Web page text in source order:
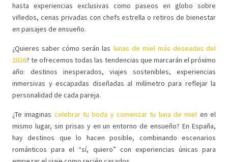
hasta experiencias exclusivas como paseos en globo sobre
viñedos, cenas privadas con chefs estrella o retiros de bienestar
en paisajes de ensueño.
¿Quieres saber cómo serán las lunas de miel más deseadas del
2026? te ofrecemos todas las tendencias que marcarán el próximo
año: destinos inesperados, viajes sostenibles, experiencias
inmersivas y escapadas diseñadas al milímetro para reflejar la
personalidad de cada pareja.
¿Te imaginas celebrar tu boda y comenzar tu luna de miel en el
mismo lugar, sin prisas y en un entorno de ensueño? En España,
hay destinos que lo hacen posible, combinando escenarios
románticos para el “sí, quiero” con experiencias únicas para